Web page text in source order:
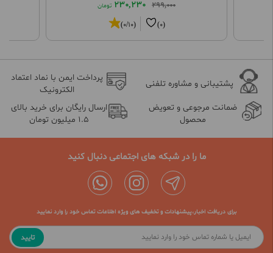
299,000
230,230 تومان
(0)
(0/10)
پشتیبانی و مشاوره تلفنی
پرداخت ایمن با نماد اعتماد
الکترونیک
ضمانت مرجوعی و تعویض
محصول
ارسال رایگان برای خرید بالای
1.5 میلیون تومان
ما را در شبکه های اجتماعی دنبال کنید
برای دریافت اخبار،پیشنهادات و تخفیف های ویژه اطلاعات تماس خود را وارد نمایید
تایید